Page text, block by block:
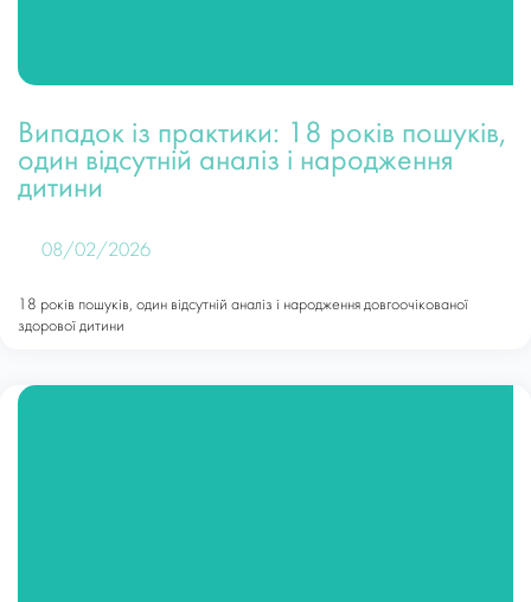
Випадок із практики: 18 років пошуків,
один відсутній аналіз і народження
дитини
08/02/2026
18 років пошуків, один відсутній аналіз і народження довгоочікованої
здорової дитини